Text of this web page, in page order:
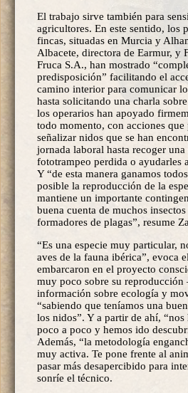
El trabajo sirve también para
agricultores. En este sentido, los
fincas, situadas en Murcia y
Albacete, directora de Earmur, y
Fruca S.A., han mostrado
predisposición” facilitando el
camino interior para comunicar
hasta solicitando una charla
los operarios han apoyado
todo momento, con acciones que
señalizar nidos que se han
jornada laboral hasta recoger una
fototrampeo perdida o ayudarles
Y “de esta manera ganamos
posible la reproducción de la
mantiene un importante
buena cuenta de muchos
formadores de plagas”, resume
“Es una especie muy particular,
aves de la fauna ibérica”, evoca
embarcaron en el proyecto
muy poco sobre su reproducción
información sobre ecología y
“sabiendo que teníamos una
los nidos”. Y a partir de ahí,
poco a poco y hemos ido
Además, “la metodología
muy activa. Te pone frente al
pasar más desapercibido para
sonríe el técnico.